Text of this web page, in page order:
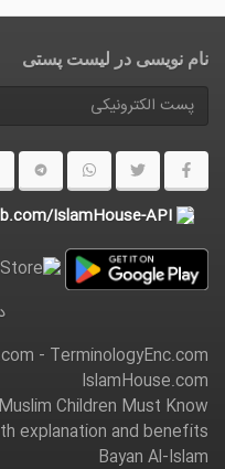
نام نویسی در ليست پستى
IslamHouse-API
- TerminologyEnc.com
IslamHouse.com
Children Must Know
explanation and benefits
Bayan Al-Islam